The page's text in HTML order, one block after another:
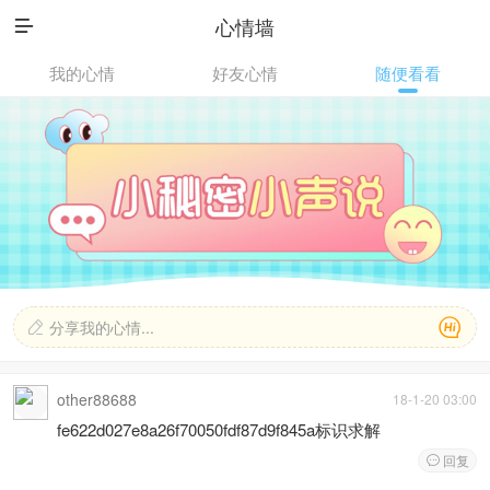
 心情墙
我的心情 好友心情 随便看看

 分享我的心情...
18-1-20 03:00
other88688
fe622d027e8a26f70050fdf87d9f845a标识求解
 回复